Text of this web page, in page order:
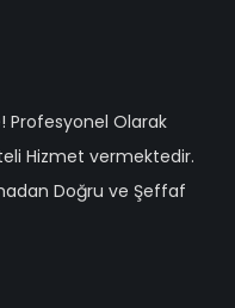
Profesyonel Olarak
Hizmet vermektedir.
Doğru ve Şeffaf